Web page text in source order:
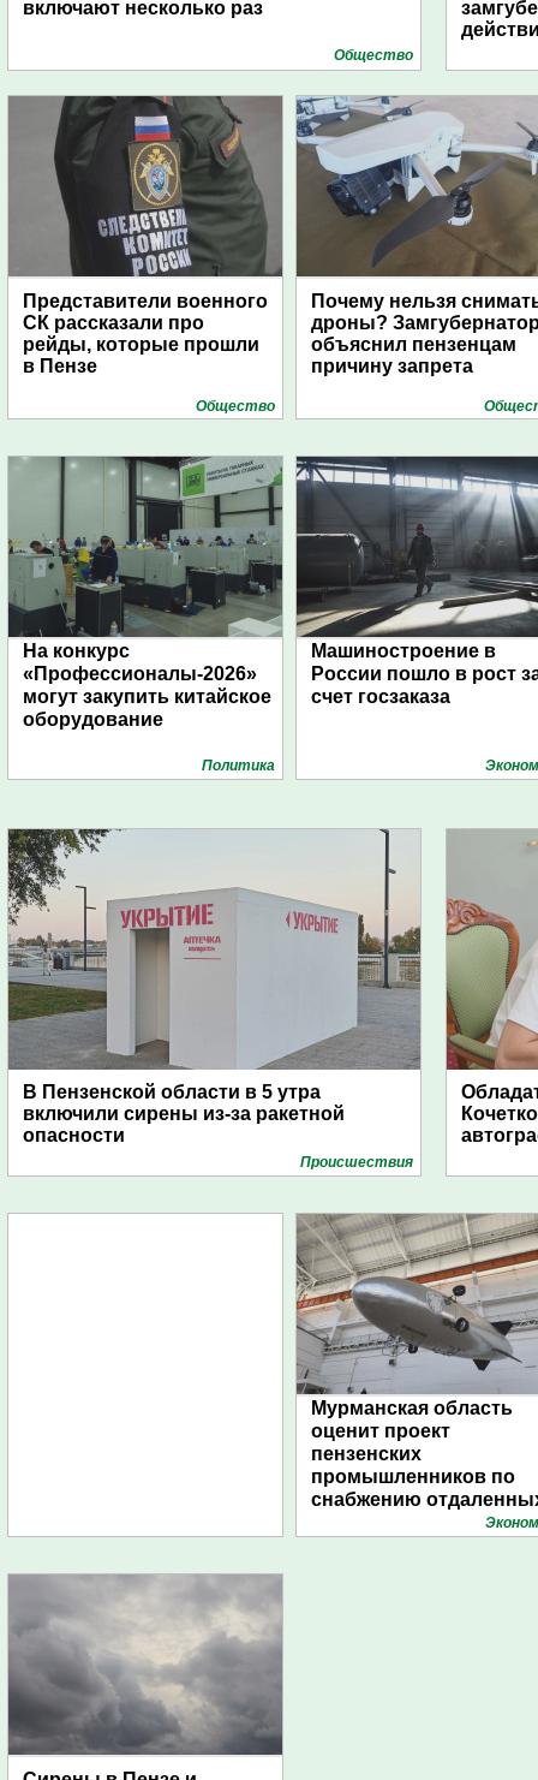
включают несколько раз
Общество
Представители военного
СК рассказали про
рейды, которые прошли
в Пензе
Общество
Почему нельзя
дроны?
объяснил пензенцам
причину запрета
На конкурс
«Профессионалы-2026»
могут закупить китайское
оборудование
Политика
Машиностроение в
России пошло в рост
счет госзаказа
В Пензенской области в 5 утра
включили сирены из-за ракетной
опасности
Проиcшествия
Мурманская область
оценит проект
пензенских
промышленников по
снабжению
поселений с помощью